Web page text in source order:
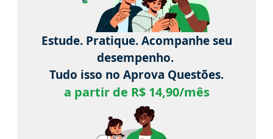
Estude. Pratique. Acompanhe seu
desempenho.
Tudo isso no Aprova Questões.
a partir de R$ 14,90/mês